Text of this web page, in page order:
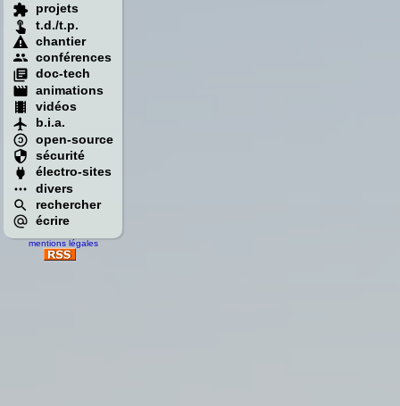
projets
t.d./t.p.
chantier
conférences
doc-tech
animations
vidéos
b.i.a.
open-source
sécurité
électro-sites
divers
rechercher
écrire
mentions légales